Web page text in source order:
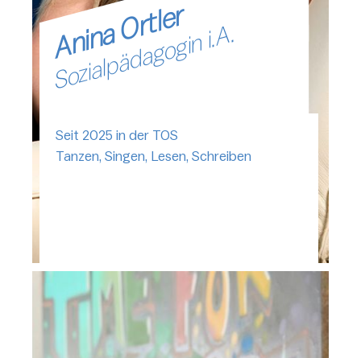
Anina Ortler
Sozialpädagogin i.A.
Seit 2025 in der TOS
Tanzen, Singen, Lesen, Schreiben